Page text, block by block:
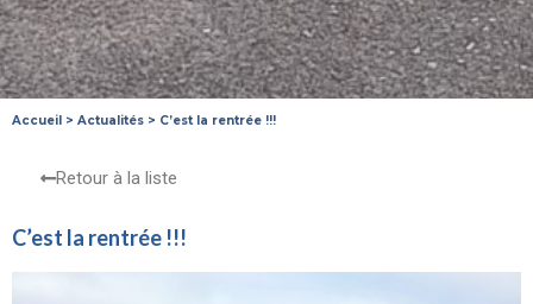
Accueil > Actualités > C’est la rentrée !!!
Retour à la liste
C’est la rentrée !!!